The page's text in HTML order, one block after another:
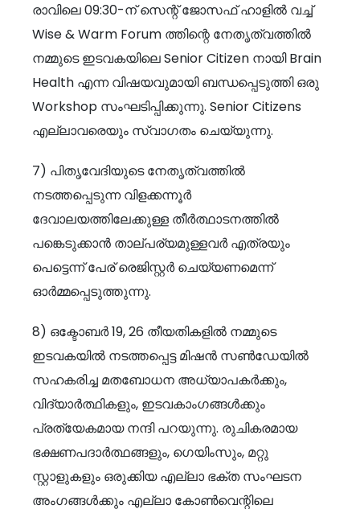
രാവിലെ 09:30-ന് സെന്റ് ജോസഫ് ഹാളിൽ വച്ച്
Wise & Warm Forum ത്തിന്റെ നേതൃത്വത്തിൽ
നമ്മുടെ ഇടവകയിലെ Senior Citizen നായി Brain
Health എന്ന വിഷയവുമായി ബന്ധപ്പെടുത്തി ഒരു
Workshop സംഘടിപ്പിക്കുന്നു. Senior Citizens
എല്ലാവരെയും സ്വാഗതം ചെയ്യുന്നു.
7) പിതൃവേദിയുടെ നേതൃത്വത്തിൽ
നടത്തപ്പെടുന്ന വിളക്കന്നൂർ
ദേവാലയത്തിലേക്കുള്ള തീർത്ഥാടനത്തിൽ
പങ്കെടുക്കാൻ താല്പര്യമുള്ളവർ എത്രയും
പെട്ടെന്ന് പേര് രെജിസ്റ്റർ ചെയ്യണമെന്ന്
ഓർമ്മപ്പെടുത്തുന്നു.
8) ഒക്ടോബർ 19, 26 തീയതികളിൽ നമ്മുടെ
ഇടവകയിൽ നടത്തപ്പെട്ട മിഷൻ സൺ‌ഡേയിൽ
സഹകരിച്ച മതബോധന അധ്യാപകർക്കും,
വിദ്യാർത്ഥികളും, ഇടവകാംഗങ്ങൾക്കും
പ്രത്യേകമായ നന്ദി പറയുന്നു. രുചികരമായ
ഭക്ഷണപദാർത്ഥങ്ങളും, ഗെയിംസും, മറ്റു
സ്റ്റാളുകളും ഒരുക്കിയ എല്ലാ ഭക്ത സംഘടന
അംഗങ്ങൾക്കും എല്ലാ കോൺവെന്റിലെ